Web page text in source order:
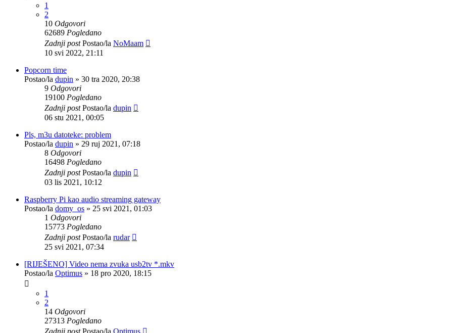
1
2
10 Odgovori
62689 Pogledano
Zadnji postPostao/la NoMaam
10 svi 2022, 21:11
Popcorn time
Postao/la dupin » 30 tra 2020, 20:38
9 Odgovori
19100 Pogledano
Zadnji postPostao/la dupin
06 stu 2021, 00:05
Pls, m3u datoteke: problem
Postao/la dupin » 29 ruj 2021, 07:18
8 Odgovori
16498 Pogledano
Zadnji postPostao/la dupin
03 lis 2021, 10:12
Raspberry Pi kao audio streaming gateway
Postao/la domy_os » 25 svi 2021, 01:03
1 Odgovori
15773 Pogledano
Zadnji postPostao/la rudar
25 svi 2021, 07:34
[RIJEŠENO] Video nema zvuka usb2tv *.mkv
Postao/la Optimus » 18 pro 2020, 18:15
1
2
14 Odgovori
27313 Pogledano
Zadnji postPostao/la Optimus